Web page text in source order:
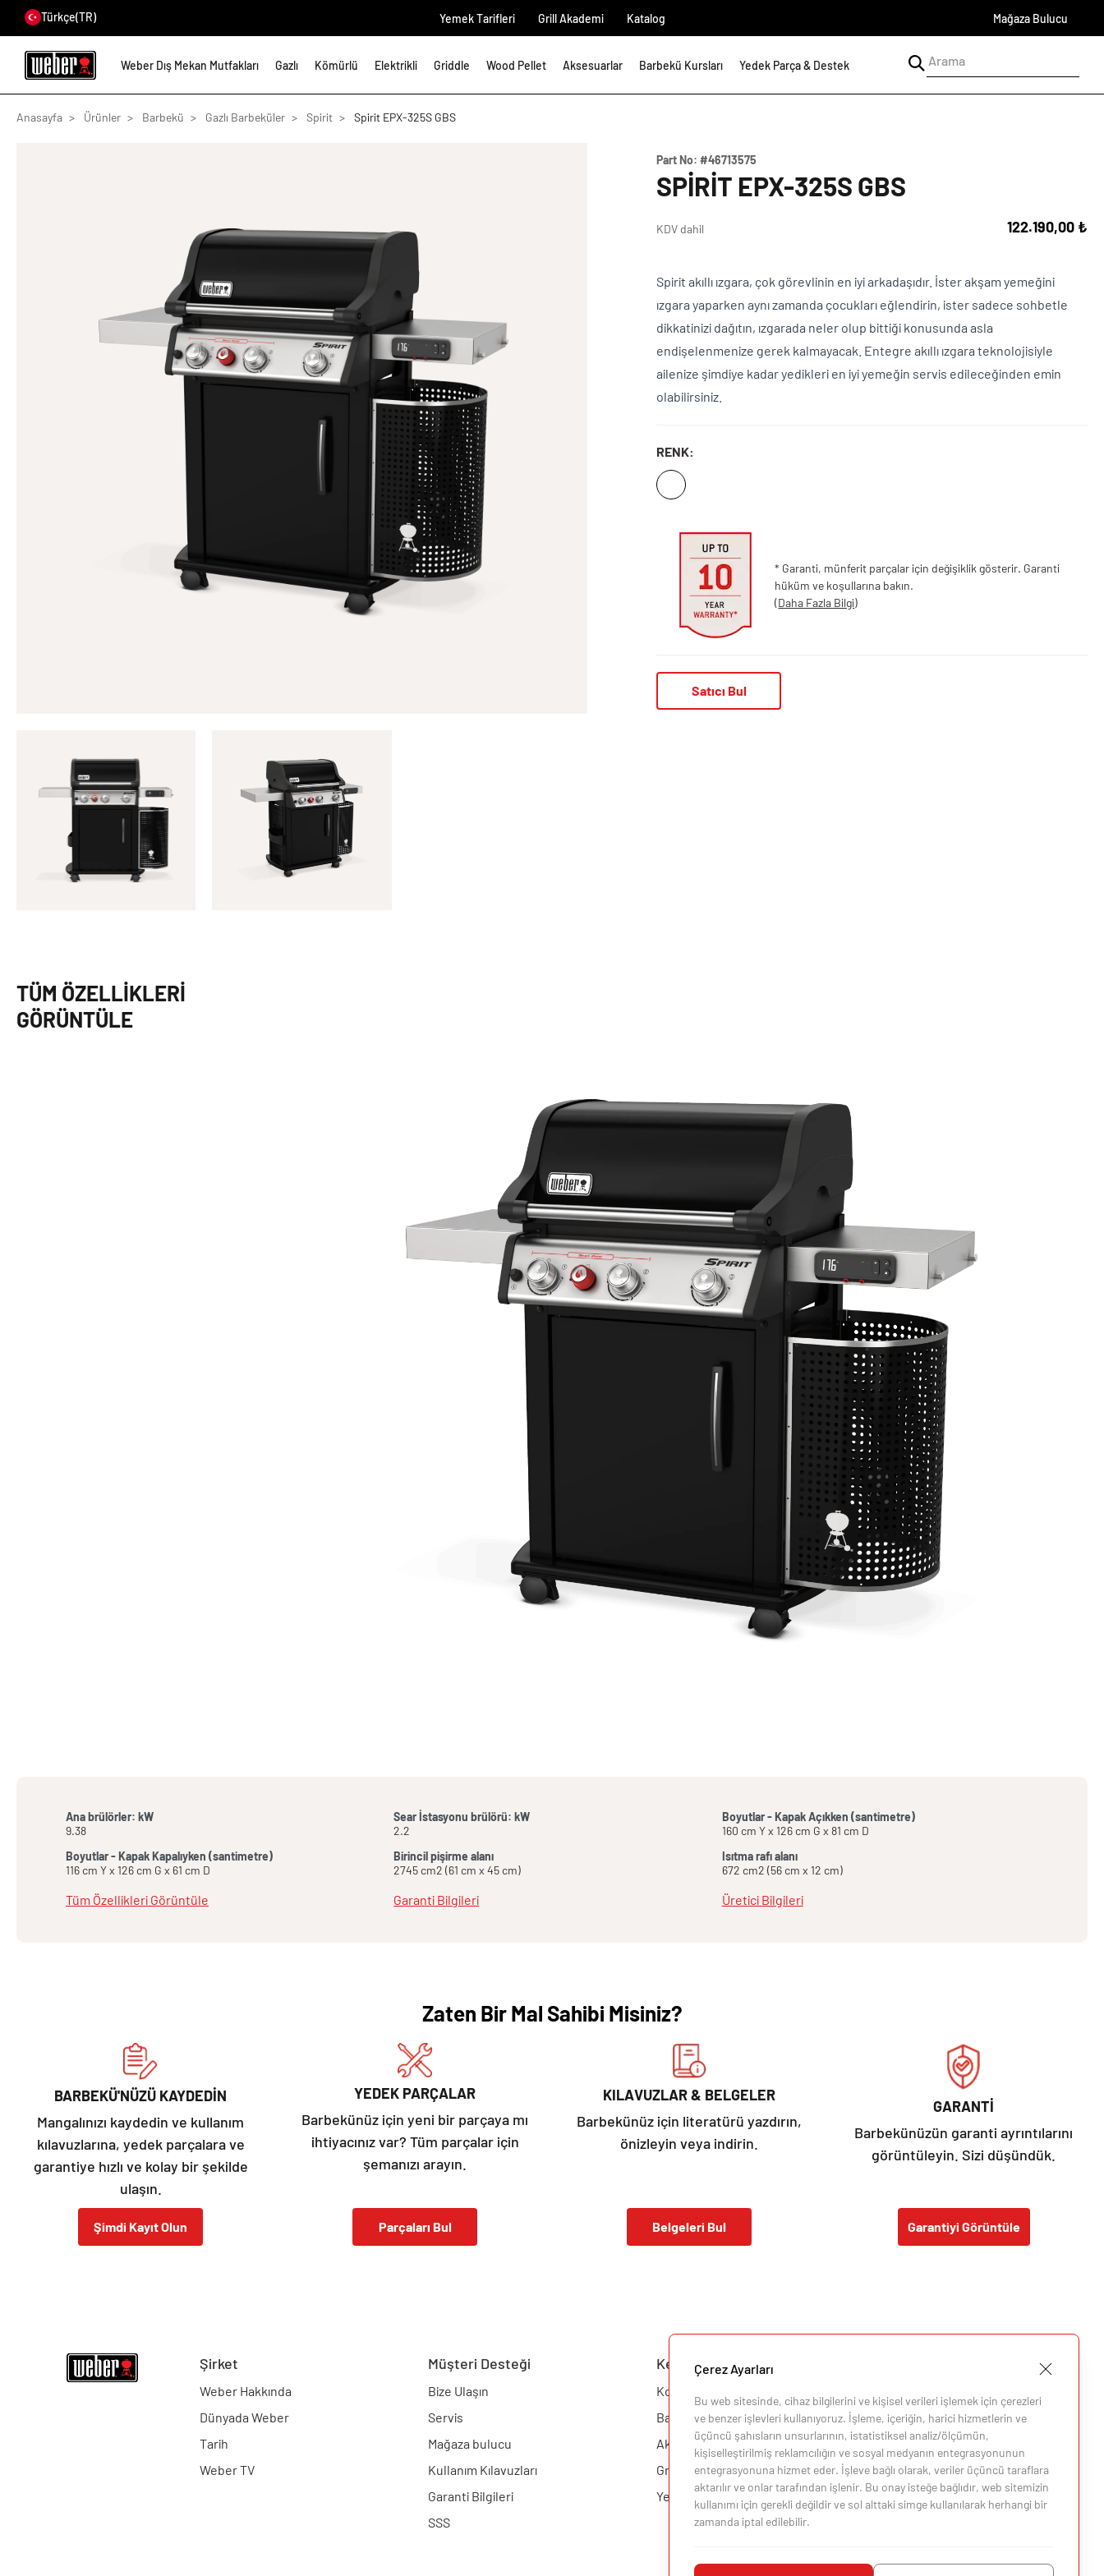
Türkçe(TR) Yemek Tarifleri Grill Akademi Katalog Mağaza Bulucu
Weber Dış Mekan Mutfakları Gazlı Kömürlü Elektrikli Griddle Wood Pellet Aksesuarlar Barbekü Kursları Yedek Parça & Destek
Anasayfa Ürünler Barbekü Gazlı Barbeküler Spirit Spirit EPX-325S GBS
Part No:#46713575
SPIRIT EPX-325S GBS
KDV dahil 122.190,00 ₺
Spirit akıllı ızgara, çok görevlinin en iyi arkadaşıdır. İster akşam yemeğini
ızgara yaparken aynı zamanda çocukları eğlendirin, ister sadece sohbetle
dikkatinizi dağıtın, ızgarada neler olup bittiği konusunda asla
endişelenmenize gerek kalmayacak. Entegre akıllı ızgara teknolojisiyle
ailenize şimdiye kadar yedikleri en iyi yemeğin servis edileceğinden emin
olabilirsiniz.
RENK:
* Garanti, münferit parçalar için değişiklik gösterir. Garanti
hüküm ve koşullarına bakın.
(Daha Fazla Bilgi)
Satıcı Bul
TÜM ÖZELLIKLERI
GÖRÜNTÜLE
Ana brülörler: kW
9.38
Sear İstasyonu brülörü: kW
2.2
Boyutlar - Kapak Açıkken (santimetre)
160 cm Y x 126 cm G x 81 cm D
Boyutlar - Kapak Kapalıyken (santimetre)
116 cm Y x 126 cm G x 61 cm D
Birincil pişirme alanı
2745 cm2 (61 cm x 45 cm)
Isıtma rafı alanı
672 cm2 (56 cm x 12 cm)
Tüm Özellikleri Görüntüle Garanti Bilgileri Üretici Bilgileri
Zaten Bir Mal Sahibi Misiniz?
BARBEKÜ'NÜZÜ KAYDEDİN
Mangalınızı kaydedin ve kullanım
kılavuzlarına, yedek parçalara ve
garantiye hızlı ve kolay bir şekilde
ulaşın.
Şimdi Kayıt Olun
YEDEK PARÇALAR
Barbekünüz için yeni bir parçaya mı
ihtiyacınız var? Tüm parçalar için
şemanızı arayın.
Parçaları Bul
KILAVUZLAR & BELGELER
Barbekünüz için literatürü yazdırın,
önizleyin veya indirin.
Belgeleri Bul
GARANTİ
Barbekünüzün garanti ayrıntılarını
görüntüleyin. Sizi düşündük.
Garantiyi Görüntüle
Şirket
Weber Hakkında
Dünyada Weber
Tarih
Weber TV
Müşteri Desteği
Bize Ulaşın
Servis
Mağaza bulucu
Kullanım Kılavuzları
Garanti Bilgileri
SSS
Keşfedin
Konfigüratör
Barbekü
Aksesuarlar
Grill Akademisi
Yemek Tarifleri
Çerez Ayarları
Bu web sitesinde, cihaz bilgilerini ve kişisel verileri işlemek için çerezleri
ve benzer işlevleri kullanıyoruz. İşleme, içeriğin, harici hizmetlerin ve
üçüncü şahısların unsurlarının, istatistiksel analiz/ölçümün,
kişiselleştirilmiş reklamcılığın ve sosyal medyanın entegrasyonunun
entegrasyonuna hizmet eder. İşleve bağlı olarak, veriler üçüncü taraflara
aktarılır ve onlar tarafından işlenir. Bu onay isteğe bağlıdır, web sitemizin
kullanımı için gerekli değildir ve sol alttaki simge kullanılarak herhangi bir
zamanda iptal edilebilir.